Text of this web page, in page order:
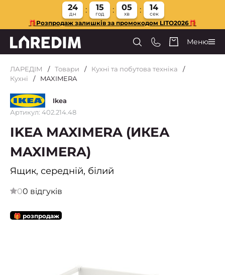
24
дн
15
год
05
хв
14
сек
🎁Розпродаж залишків за промокодом LITO2026🎁
Меню
ЛАРЕДІМ Товари
Кухні та побутова техніка
Кухні
MAXIMERA
Ikea
Артикул: 402.214.48
IKEA MAXIMERA (ИКЕА
MAXIMERA)
Ящик, середній, білий
00 відгуків
🎁 розпродаж